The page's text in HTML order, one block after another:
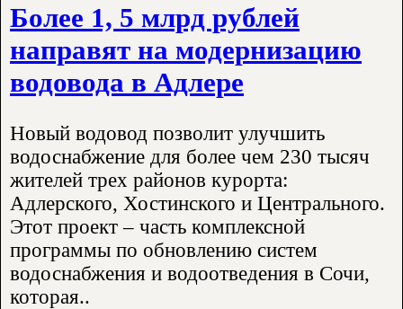
Более 1, 5 млрд рублей
направят на модернизацию
водовода в Адлере
Новый водовод позволит улучшить
водоснабжение для более чем 230 тысяч
жителей трех районов курорта:
Адлерского, Хостинского и Центрального.
Этот проект – часть комплексной
программы по обновлению систем
водоснабжения и водоотведения в Сочи,
которая..